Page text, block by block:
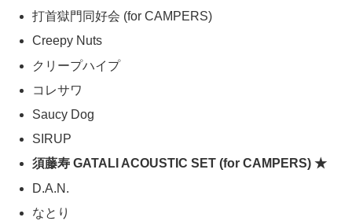
打首獄門同好会 (for CAMPERS)
Creepy Nuts
クリープハイプ
コレサワ
Saucy Dog
SIRUP
須藤寿 GATALI ACOUSTIC SET (for CAMPERS) ★
D.A.N.
なとり